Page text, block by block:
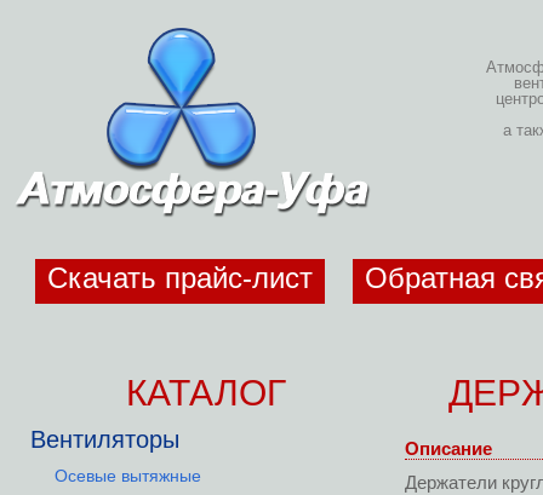
а
Скачать прайс-лист Обратная
КАТАЛОГ
Вентиляторы
Осевые вытяжные
Описание
Держатели